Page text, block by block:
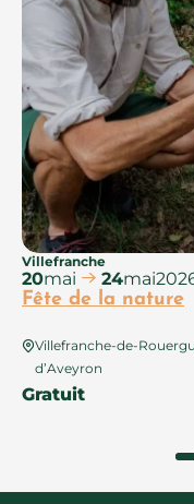
Villefranche
20mai 24mai
Fête de la nature
Villefranche-de-
d’Aveyron
Gratuit